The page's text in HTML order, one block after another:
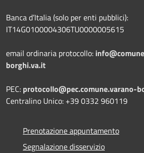
Banca d’Italia (solo per enti pubblici):
IT14G0100004306TU0000005615
email ordinaria protocollo:
borghi.va.it
PEC: protocollo@pec.comune.varano-
Centralino Unico: +39 0332 960119
Prenotazione appuntamento
Segnalazione disservizio